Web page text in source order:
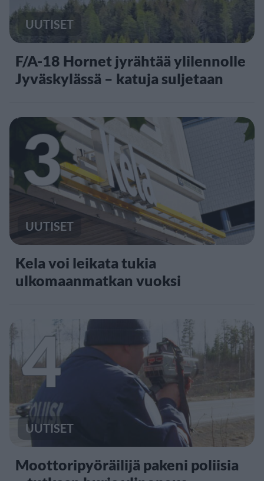
UUTISET
F/A-18 Hornet jyrähtää ylilennolle
Jyväskylässä – katuja suljetaan
3
UUTISET
Kela voi leikata tukia
ulkomaanmatkan vuoksi
4
UUTISET
Moottoripyöräilijä pakeni poliisia